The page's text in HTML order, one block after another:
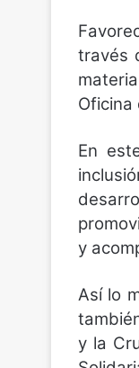
través
Oficina
En
y
Así lo
y la